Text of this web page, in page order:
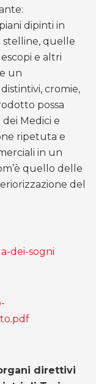
dipinti in
stelline, quelle
e altri
un
cromie,
possa
Medici e
ripetuta e
in un
quello delle
del
dei-sogni
direttivi